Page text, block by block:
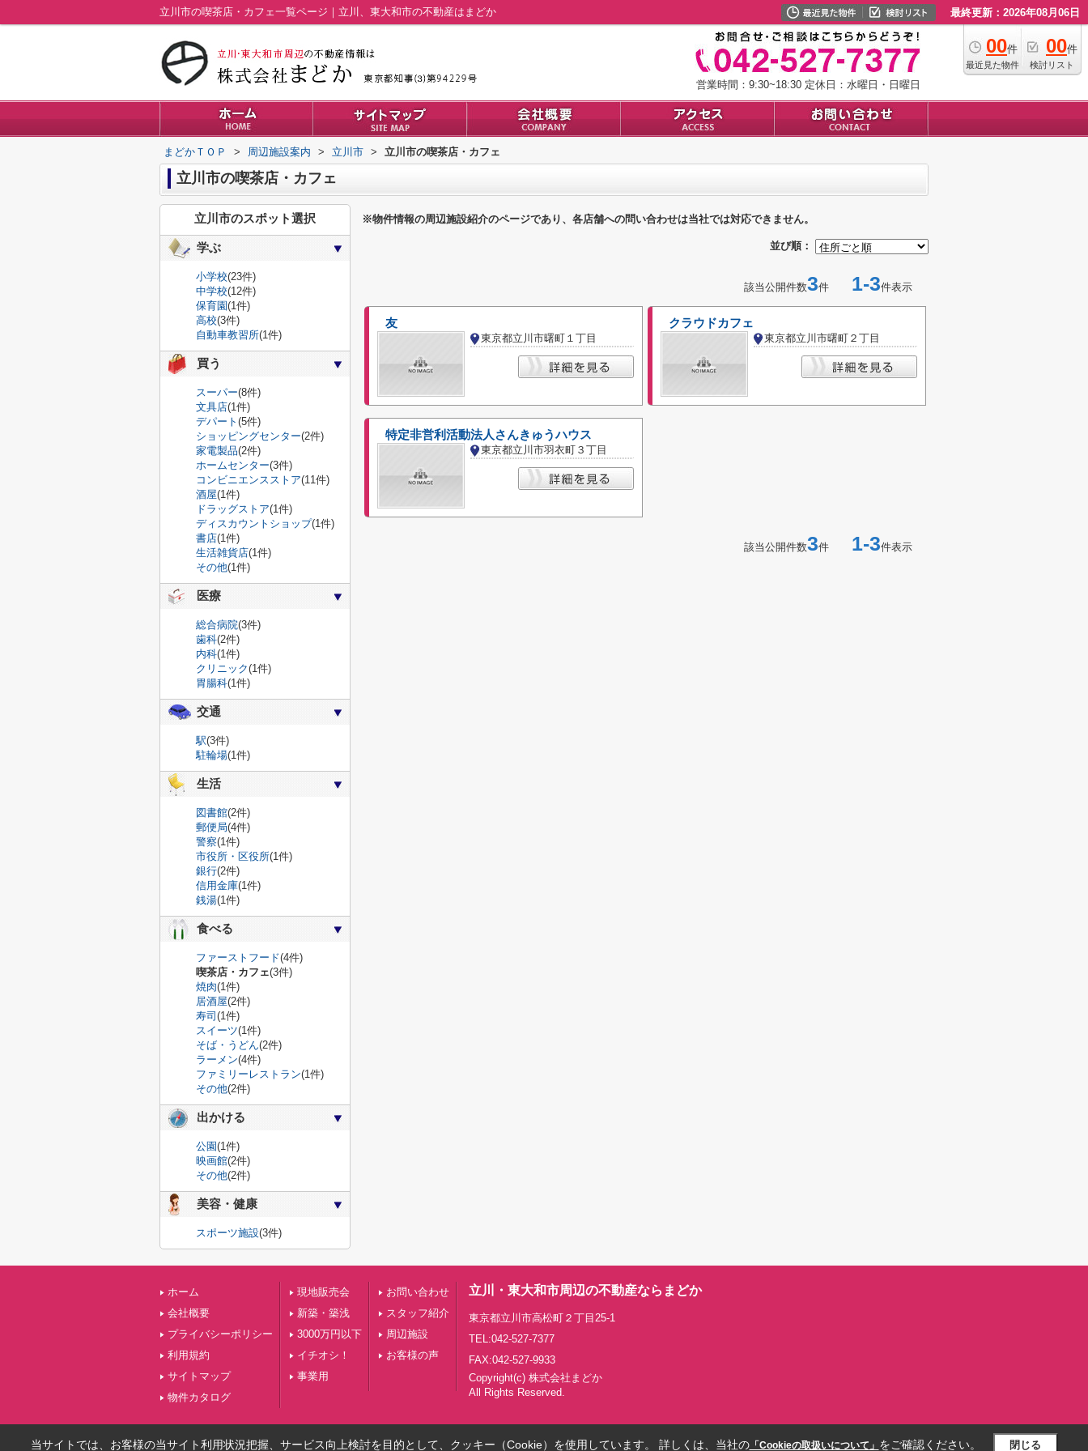
立川市の喫茶店・カフェ一覧ページ｜立川、東大和市の不動産はまどか 最終更新：2026年08月06日
00件
最近見た物件
00件
検討リスト
営業時間：9:30~18:30 定休日：水曜日・日曜日
まどかＴＯＰ > 周辺施設案内 > 立川市 > 立川市の喫茶店・カフェ
立川市の喫茶店・カフェ
※物件情報の周辺施設紹介のページであり、各店舗への問い合わせは当社では対応できません。
並び順：
該当公開件数3件 1-3件表示
友
東京都立川市曙町１丁目
クラウドカフェ
東京都立川市曙町２丁目
特定非営利活動法人さんきゅうハウス
東京都立川市羽衣町３丁目
該当公開件数3件 1-3件表示
立川市のスポット選択
学ぶ
小学校(23件)
中学校(12件)
保育園(1件)
高校(3件)
自動車教習所(1件)
買う
スーパー(8件)
文具店(1件)
デパート (5件)
ショッピングセンター(2件)
家電製品(2件)
ホームセンター(3件)
コンビニエンスストア(11件)
酒屋(1件)
ドラッグストア(1件)
ディスカウントショップ(1件)
書店(1件)
生活雑貨店(1件)
その他(1件)
医療
総合病院(3件)
歯科(2件)
内科(1件)
クリニック(1件)
胃腸科(1件)
交通
駅(3件)
駐輪場(1件)
生活
図書館(2件)
郵便局(4件)
警察(1件)
市役所・区役所(1件)
銀行(2件)
信用金庫(1件)
銭湯(1件)
食べる
ファーストフード(4件)
喫茶店・カフェ(3件)
焼肉(1件)
居酒屋(2件)
寿司 (1件)
スイーツ(1件)
そば・うどん(2件)
ラーメン(4件)
ファミリーレストラン(1件)
その他(2件)
出かける
公園(1件)
映画館(2件)
その他(2件)
美容・健康
スポーツ施設(3件)
ホーム
会社概要
プライバシーポリシー
利用規約
サイトマップ
物件カタログ
現地販売会
新築・築浅
3000万円以下
イチオシ！
事業用
お問い合わせ
スタッフ紹介
周辺施設
お客様の声
立川・東大和市周辺の不動産ならまどか
東京都立川市高松町２丁目25-1
TEL:042-527-7377
FAX:042-527-9933
Copyright(c) 株式会社まどか
All Rights Reserved.
当サイトでは、お客様の当サイト利用状況把握、サービス向上検討を目的として、クッキー（Cookie）を使用しています。 詳しくは、当社の「Cookieの取扱いについて」 をご確認ください。 閉じる